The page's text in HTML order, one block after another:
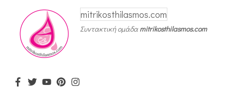
mitrikosthilasmos.com
Συντακτική ομάδαmitrikosthilasmos.com